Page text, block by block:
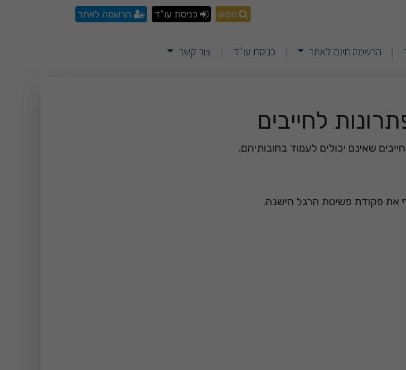
חובות – קייס
חפש כניסת עו"ד הרשמה לאתר
| הרשמה חינם לאתר | כניסת עו"ד | צור קשר
לחייבים
את פקודת פשיטת הרגל הישנה.